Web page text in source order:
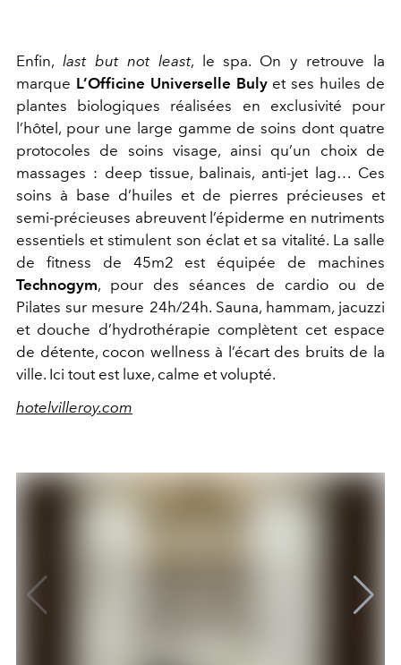
Enfin, last but not least, le spa. On y retrouve la
marque L’Officine Universelle Buly et ses huiles de
plantes biologiques réalisées en exclusivité pour
l’hôtel, pour une large gamme de soins dont quatre
protocoles de soins visage, ainsi qu’un choix de
massages : deep tissue, balinais, anti-jet lag… Ces
soins à base d’huiles et de pierres précieuses et
semi-précieuses abreuvent l’épiderme en nutriments
essentiels et stimulent son éclat et sa vitalité. La salle
de fitness de 45m2 est équipée de machines
Technogym, pour des séances de cardio ou de
Pilates sur mesure 24h/24h. Sauna, hammam, jacuzzi
et douche d’hydrothérapie complètent cet espace
de détente, cocon wellness à l’écart des bruits de la
ville. Ici tout est luxe, calme et volupté.
hotelvilleroy.com